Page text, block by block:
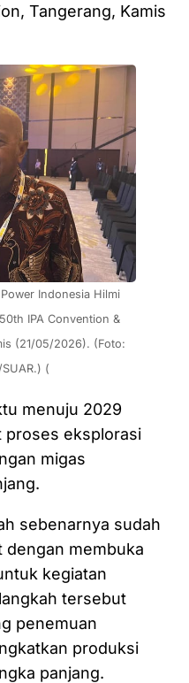
Tangerang, Kamis
Indonesia Hilmi
IPA Convention &
(21/05/2026). (Foto:
(
menuju 2029
proses eksplorasi
migas
sebenarnya sudah
dengan membuka
kegiatan
tersebut
penemuan
produksi
panjang.